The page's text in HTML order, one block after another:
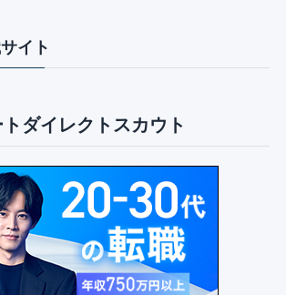
イト
トダイレクトスカウト